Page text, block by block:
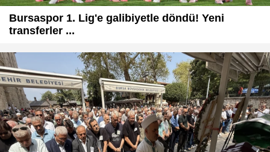
Bursaspor 1. Lig'e galibiyetle döndü! Yeni
transferler ...